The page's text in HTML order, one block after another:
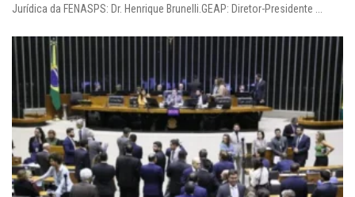
Jurídica da FENASPS: Dr. Henrique Brunelli.GEAP: Diretor-Presidente ...